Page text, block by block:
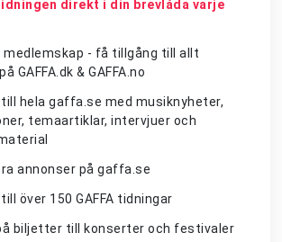
direkt i din brevlåda varje
medlemskap - få tillgång till allt
GAFFA.dk & GAFFA.no
hela gaffa.se med musiknyheter,
temaartiklar, intervjuer och
annonser på gaffa.se
över 150 GAFFA tidningar
biljetter till konserter och festivaler